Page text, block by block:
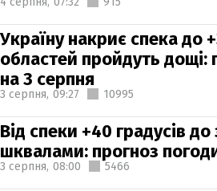
Україну накриє спека до
областей пройдуть дощі:
на 3 серпня
3 серпня, 09:27 10995
Від спеки +40 градусів до
шквалами: прогноз
3 серпня, 08:00 5466